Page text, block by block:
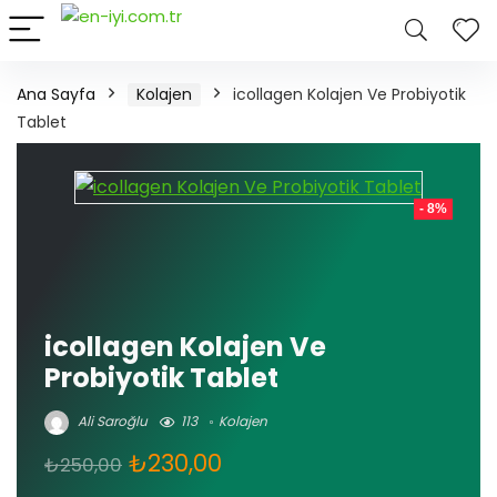
Ana Sayfa Kolajen
icollagen Kolajen Ve Probiyotik
Tablet
- 8%
icollagen Kolajen Ve
Probiyotik Tablet
Ali Saroğlu 113 Kolajen
₺250,00 Orijinal
₺230,00